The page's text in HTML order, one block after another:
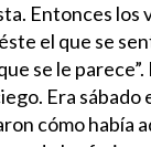
Entonces los
el que se
se le
Era sábado
cómo había